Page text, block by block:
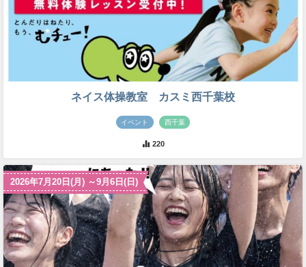
ネイス体操教室 カスミ西千葉校
イベント 西千葉
220
2026年7月20日(月) ～9月6日(日)